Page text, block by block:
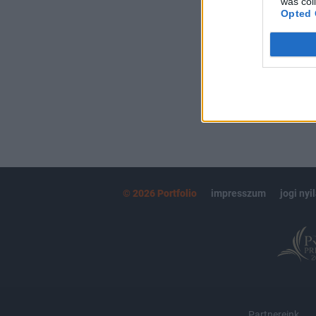
Opted
kötéslistái
MÁR
© 2026 Portfolio impresszum jogi